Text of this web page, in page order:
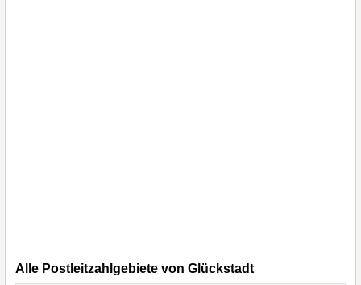
Alle Postleitzahlgebiete von Glückstadt